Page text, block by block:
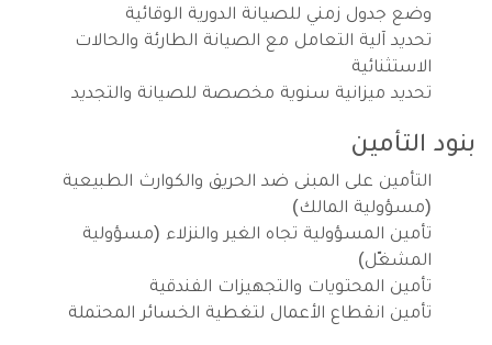
وضع جدول زمني للصيانة الدورية الوقائية
تحديد آلية التعامل مع الصيانة الطارئة والحالات
الاستثنائية
تحديد ميزانية سنوية مخصصة للصيانة والتجديد
بنود التأمين
التأمين على المبنى ضد الحريق والكوارث الطبيعية
(مسؤولية المالك)
تأمين المسؤولية تجاه الغير والنزلاء (مسؤولية
المشغّل)
تأمين المحتويات والتجهيزات الفندقية
تأمين انقطاع الأعمال لتغطية الخسائر المحتملة